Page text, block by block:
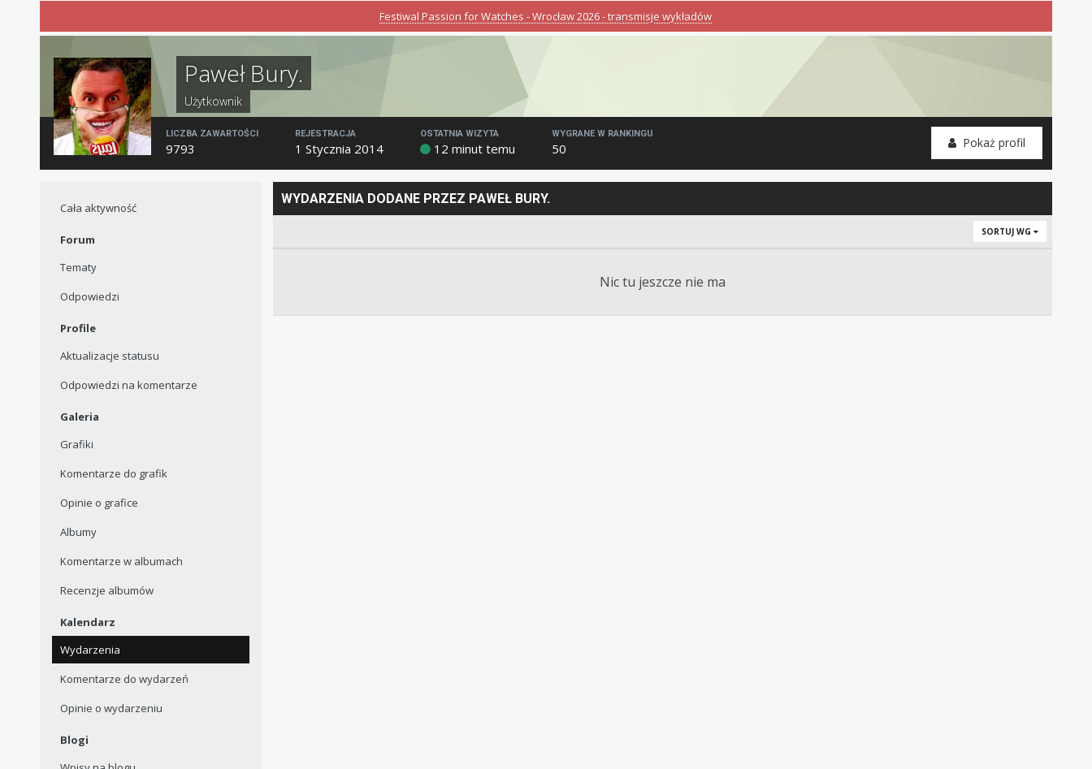
Festiwal Passion for Watches - Wrocław 2026 - transmisje wykładów
Paweł Bury.
Użytkownik
Pokaż profil
LICZBA ZAWARTOŚCI
9793
REJESTRACJA
1 Stycznia 2014
OSTATNIA WIZYTA
12 minut temu
WYGRANE W RANKINGU
50
Cała aktywność
Forum
Tematy
Odpowiedzi
Profile
Aktualizacje statusu
Odpowiedzi na komentarze
Galeria
Grafiki
Komentarze do grafik
Opinie o grafice
Albumy
Komentarze w albumach
Recenzje albumów
Kalendarz
Wydarzenia
Komentarze do wydarzeń
Opinie o wydarzeniu
Blogi
WYDARZENIA DODANE PRZEZ PAWEŁ BURY.
SORTUJ WG
Nic tu jeszcze nie ma